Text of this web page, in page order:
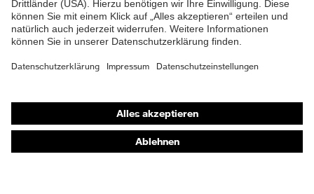
Online-Shop für B2B-Kunden
Online-Shop für Personaldienstleister